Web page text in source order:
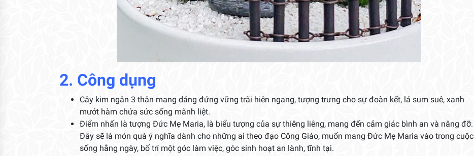
2. Công dụng
Cây kim ngân 3 thân mang dáng đứng vững trãi hiên ngang, tượng trưng cho sự đoàn kết, lá sum suê, xanh
mướt hàm chứa sức sống mãnh liệt.
Điểm nhấn là tượng Đức Mẹ Maria, là biểu tượng của sự thiêng liêng, mang đến cảm giác bình an và nâng đỡ.
Đây sẽ là món quà ý nghĩa dành cho những ai theo đạo Công Giáo, muốn mang Đức Mẹ Maria vào trong cuộc
sống hằng ngày, bố trí một góc làm việc, góc sinh hoạt an lành, tĩnh tại.